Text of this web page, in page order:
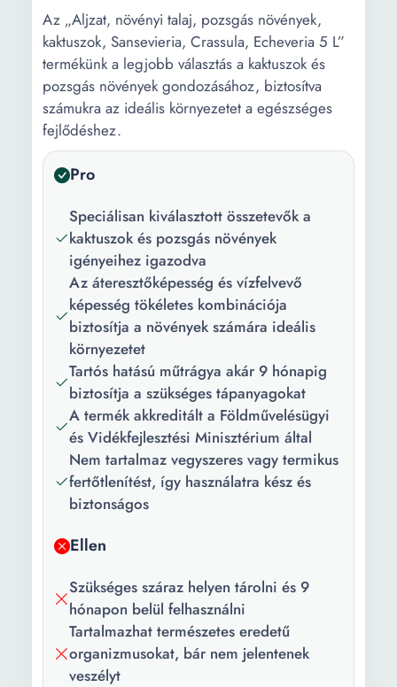
Az „Aljzat, növényi talaj, pozsgás növények,
kaktuszok, Sansevieria, Crassula, Echeveria 5 L”
termékünk a legjobb választás a kaktuszok és
pozsgás növények gondozásához, biztosítva
számukra az ideális környezetet a egészséges
fejlődéshez.
Pro
Speciálisan kiválasztott összetevők a
kaktuszok és pozsgás növények
igényeihez igazodva
Az áteresztőképesség és vízfelvevő
képesség tökéletes kombinációja
biztosítja a növények számára ideális
környezetet
Tartós hatású műtrágya akár 9 hónapig
biztosítja a szükséges tápanyagokat
A termék akkreditált a Földművelésügyi
és Vidékfejlesztési Minisztérium által
Nem tartalmaz vegyszeres vagy termikus
fertőtlenítést, így használatra kész és
biztonságos
Ellen
Szükséges száraz helyen tárolni és 9
hónapon belül felhasználni
Tartalmazhat természetes eredetű
organizmusokat, bár nem jelentenek
veszélyt